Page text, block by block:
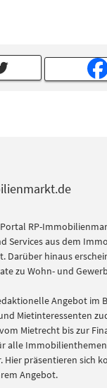
RP-
Services aus dem
Darüber hinaus
zu Wohn- und
Angebot im
Mietinteressenten
Mietrecht bis zur
alle
Hier präsentieren sich
Angebot.